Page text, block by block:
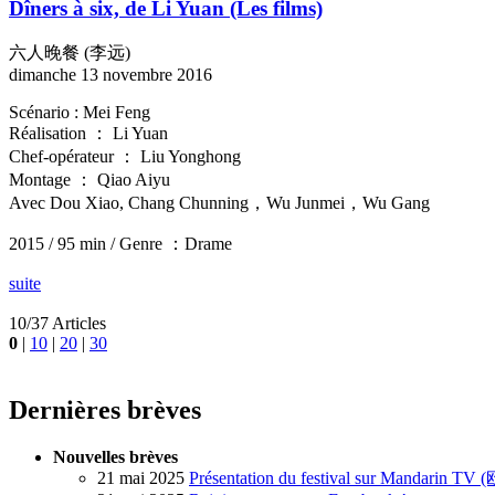
Dîners à six, de Li Yuan (Les films)
六人晚餐 (李远)
dimanche 13 novembre 2016
Scénario : Mei Feng
Réalisation ： Li Yuan
Chef-opérateur ： Liu Yonghong
Montage ： Qiao Aiyu
Avec Dou Xiao, Chang Chunning，Wu Junmei，Wu Gang
2015 / 95 min / Genre ：Drame
suite
10/37 Articles
0 | 10 | 20 | 30
Dernières brèves
Nouvelles brèves
21 mai 2025 Présentation du festival sur Mandarin TV